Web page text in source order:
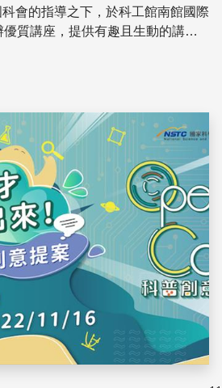
會的指導之下，於科工館南館國際
質講座，提供有趣且生動的講